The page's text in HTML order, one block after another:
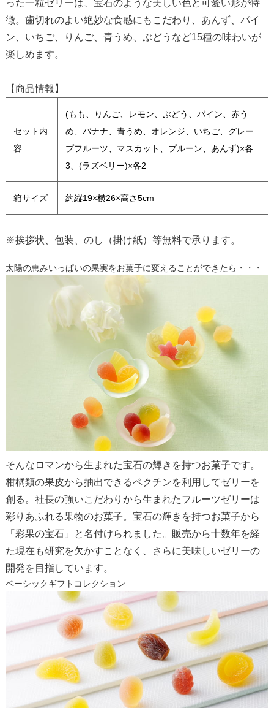
った一粒ゼリーは、宝石のような美しい色と可愛い形が特
徴。歯切れのよい絶妙な食感にもこだわり、あんず、パイ
ン、いちご、りんご、青うめ、ぶどうなど15種の味わいが
楽しめます。
【商品情報】
セット内
容
(もも、りんご、レモン、ぶどう、パイン、赤う
め、バナナ、青うめ、オレンジ、いちご、グレー
プフルーツ、マスカット、プルーン、あんず)×各
3、(ラズベリー)×各2
箱サイズ 約縦19×横26×高さ5cm
※挨拶状、包装、のし（掛け紙）等無料で承ります。
太陽の恵みいっぱいの果実をお菓子に変えることができたら・・・
そんなロマンから生まれた宝石の輝きを持つお菓子です。
柑橘類の果皮から抽出できるペクチンを利用してゼリーを
創る。社長の強いこだわりから生まれたフルーツゼリーは
彩りあふれる果物のお菓子。宝石の輝きを持つお菓子から
「彩果の宝石」と名付けられました。販売から十数年を経
た現在も研究を欠かすことなく、さらに美味しいゼリーの
開発を目指しています。
ベーシックギフトコレクション